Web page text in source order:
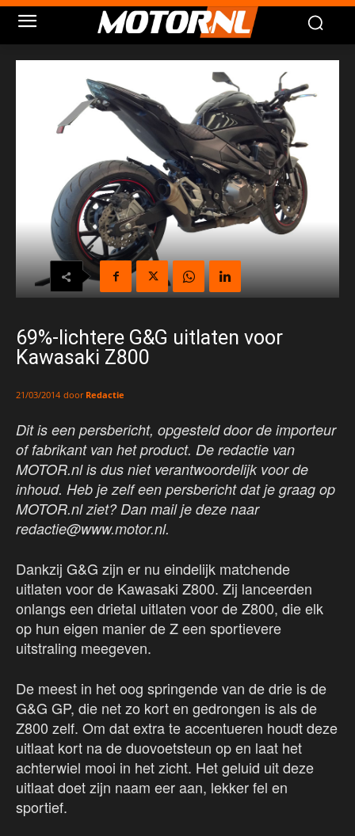
69%-lichtere G&G uitlaten voor
Kawasaki Z800
21/03/2014 door Redactie
Dit is een persbericht, opgesteld door de importeur
of fabrikant van het product. De redactie van
MOTOR.nl is dus niet verantwoordelijk voor de
inhoud. Heb je zelf een persbericht dat je graag op
MOTOR.nl ziet? Dan mail je deze naar
redactie@www.motor.nl.
Dankzij G&G zijn er nu eindelijk matchende
uitlaten voor de Kawasaki Z800. Zij lanceerden
onlangs een drietal uitlaten voor de Z800, die elk
op hun eigen manier de Z een sportievere
uitstraling meegeven.
De meest in het oog springende van de drie is de
G&G GP, die net zo kort en gedrongen is als de
Z800 zelf. Om dat extra te accentueren houdt deze
uitlaat kort na de duovoetsteun op en laat het
achterwiel mooi in het zicht. Het geluid uit deze
uitlaat doet zijn naam eer aan, lekker fel en
sportief.